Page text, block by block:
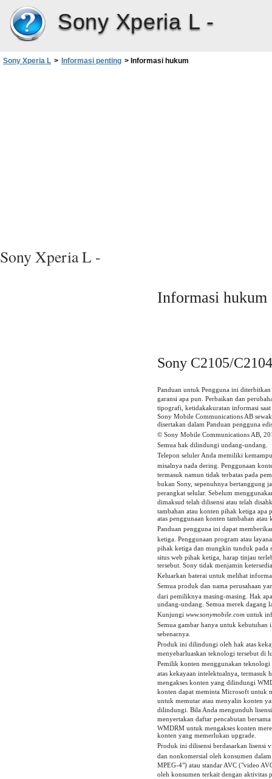
Sony Xperia L -
Sony Xperia L > Informasi penting > Informasi hukum
Sony Xperia L -
Informasi hukum
Sony C2105/
Panduan untuk Pengguna ini
garansi apa pun. Perbaikan dan
tipografi, ketidakakuratan informasi
Sony Mobile Communications AB
disertakan dalam Panduan pengguna
© Sony Mobile Communications AB,
Semua hak dilindungi undang-undang.
Telepon seluler Anda memiliki
misalnya nada dering. Penggunaan
termasuk namun tidak terbatas pada
bukan Sony, sepenuhnya bertanggung
perangkat selular. Sebelum
dimaksud telah dilisensi atau telah
tambahan atau konten pihak ketiga apa
atas penggunaan konten tambahan
Panduan pengguna ini dapat
ketiga. Penggunaan program atau
pihak ketiga dan mungkin tunduk pada
situs web pihak ketiga, harap tinjau
tersebut. Sony tidak menjamin
Keluarkan baterai untuk melihat
Semua produk dan nama perusahaan
dari pemiliknya masing-masing. Hak
undang-undang. Semua merek
Kunjungi www.sonymobile.com untuk
Semua gambar hanya untuk kebutuhan
sebenarnya.
Produk ini dilindungi oleh hak atas
menyebarluaskan teknologi tersebut di
Pemilik konten menggunakan
atas kekayaan intelektualnya,
mengakses konten yang dilindungi
konten dapat meminta Microsoft untuk
untuk memutar atau menyalin konten
dilindungi. Bila Anda mengunduh
menyertakan daftar pencabutan
WMDRM untuk mengakses konten
konten yang memerlukan upgrade.
Produk ini dilisensi berdasarkan lisensi
dan nonkomersial oleh konsumen
MPEG-4") atau standar AVC ("video
oleh konsumen terkait dengan aktivitas